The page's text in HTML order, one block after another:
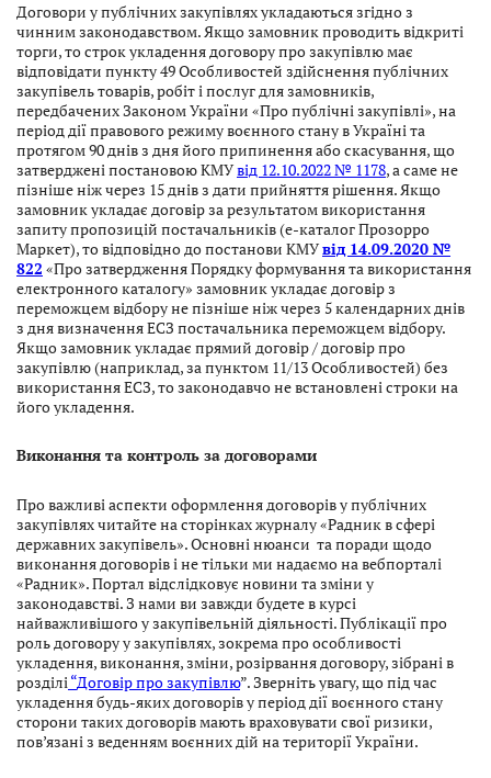
Договори у публічних закупівлях укладаються згідно з
чинним законодавством.Якщо замовник проводить відкриті
торги, то строк укладення договору про закупівлю має
відповідати пункту 49 Особливостей здійснення публічних
закупівель товарів, робіт і послуг для замовників,
передбачених Законом України «Про публічні закупівлі», на
період дії правового режиму воєнного стану в Україні та
протягом 90 днів з дня його припинення або скасування, що
затверджені постановою КМУвід 12.10.2022 № 1178, а самене
пізніше ніж через 15 днів з дати прийняття рішення.Якщо
замовник укладає договір за результатом використання
запиту пропозицій постачальників (е-каталог Прозорро
Маркет),то відповідно до постанови КМУвід 14.09.2020 №
822 «Про затвердження Порядку формування та використання
електронного каталогу» замовник укладає договір з
переможцем відборуне пізніше ніж через 5 календарних днів
з дня визначенняЕСЗ постачальника переможцем відбору.
Якщо замовник укладає прямий договір / договір про
закупівлю (наприклад, за пунктом 11/13 Особливостей) без
використання ЕСЗ, то законодавчо не встановлені строки на
його укладення.
Виконання та контроль за договорами
Про важливі аспекти оформлення договорів у публічних
закупівлях читайте на сторінках журналу «Радник в сфері
державних закупівель». Основні нюанси та поради щодо
виконання договорів і не тільки ми надаємо на вебпорталі
«Радник». Портал відслідковує новини та зміни у
законодавстві. З нами ви завжди будете в курсі
найважливішого у закупівельній діяльності. Публікації про
роль договору у закупівлях, зокрема про особливості
укладення, виконання, зміни, розірвання договору, зібрані в
розділі“Договір про закупівлю”. Зверніть увагу, що під час
укладення будь-яких договорів у період дії воєнного стану
сторони таких договорів мають враховувати свої ризики,
пов’язані з веденням воєнних дій на території України.